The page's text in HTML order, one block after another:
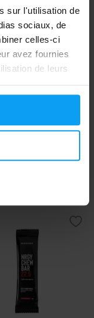
sur l'utilisation de
sociaux, de
celles-ci
avez fournies
de leurs
Energy Gel 60 ml